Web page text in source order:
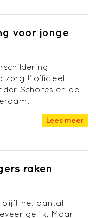
voor jonge
zorgt!’ officieel
Scholtes en de
Lees meer
raken
het aantal
gelijk. Maar